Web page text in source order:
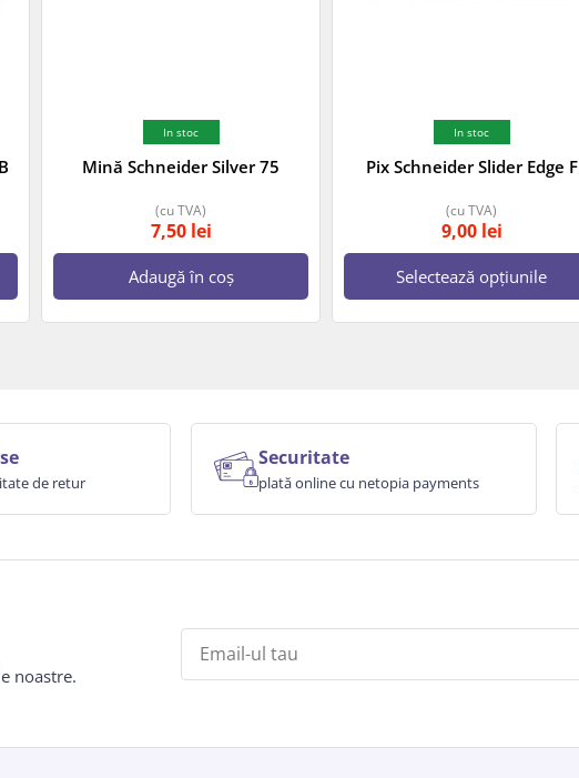
In stoc
Mină Schneider Silver 75
7,50 lei
(cu TVA)
Adaugă în coș
In stoc
Pix Schneider Slider Edge F
9,00 lei
(cu TVA)
Selectează opțiunile
de retur
Securitate
plată online cu netopia payments
noastre.